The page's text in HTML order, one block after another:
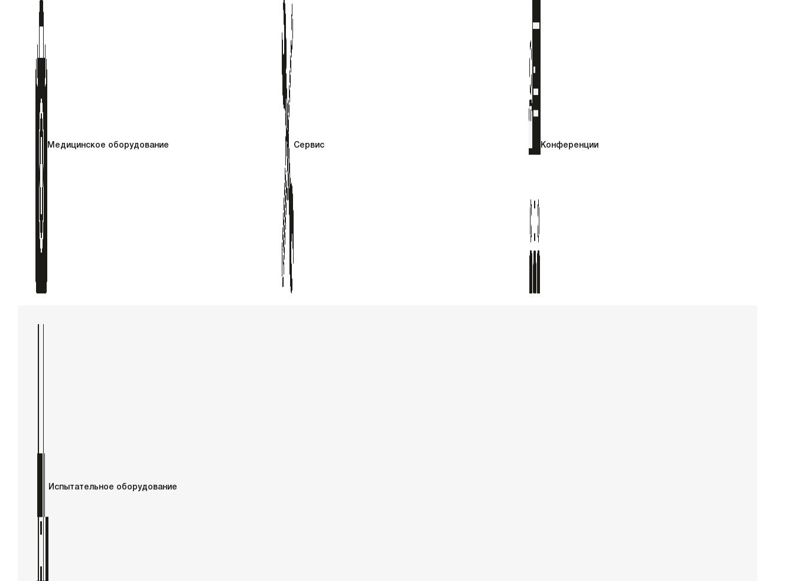
Медицинское оборудование Сервис Конференции
Испытательное оборудование